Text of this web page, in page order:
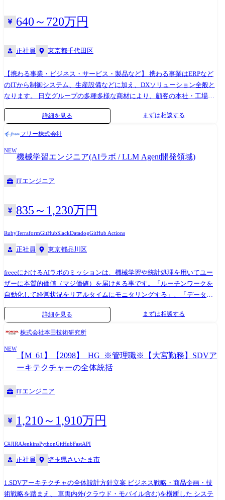
た事業的にはSaaS単体だけでなくBPO領域にも進出しており、昨今のス
モールビジネスの人不足という社会課題にも向き合える、成長余地が著
応じて担当する業務内容が変更となる場合があります ●役割一覧 ・
力で実現に導きます プロダクト価値向上・事業貢献に拘り、ユーザー価
値を最速で届け切ることに全方位でコミットいただきます ・
EM(Engineering Manager) エンジニアがユーザー価値を最速で届けるため
く、継続的にユーザー価値を生み出すことができる組織やカルチャー、
資をリードする。担当領域における技術方針を定め、技術課題の解決に
必要なソリューションを立案、推進していってもらいます(プロダクト、
てありますが、今までのご経験や今後やりたい志向性に合わせ柔軟に期
と セールスやPdMと連携し、商談等を通じた顧客ニーズのヒアリングと
プロダクトへの反映 ●業務内容詳細 ・コーポレートIT領域(ヘルプデス
任せします。 ・Webアプリケーション(SaaS)の設計、開発、テスト、運
求定義とドメイン知識の蓄積 ・Claude CodeやCodexなどのAIツールを活
用した開発生産性の向上およびプロセス改善 ・RAGを用いたナレッジ回
答モデルの実装・運用 ・担当領域のドメイン・ユーザーを深く理解し、
技術負債を戦略的にコントロールし、スピードと品質を両立させた開発
じて担当する業務内容が変更となる場合があります
640～720万円
正社員 東京都千代田区
【携わる事業・ビジネス・サービス・製品など】 携わる事業はERPなど
のITから制御システム、生産設備などに加え、DXソリューション全般と
なります。 日立グループの多種多様な商材により、顧客の本社・工場問
わず幅広い領域へ一貫したデジタルソリューションを提供致します。 製
品イメージは以下のサイトの「業種別にみる」の「電機・精密」をご参
照ください。
【職務概要】 市場分析や、顧客の課題分析を通してニーズを把握するた
めに必要な情報を、主体的に収集・分析し、自・他事業部門の幅広い視
点から顧客に最適なデジタルソリューションを企画・立案し、受注に繋
げる。 また、全社的に幅広くネットワークを構築し、自事業部門で実用
ビジネスの事業拡大に貢献する。 自事業の市場動向や技術動向を把握す
るだけでなく、業界のトレンドやニーズ等、価値起点も視野に入れた情
実行する。あわせて、顧客と相互に効果的な情報共有を行い、顧客と強
する。その中で把握した顧客の関心事・ニーズ・課題・懸案事項に沿っ
て情報を提供する。 顧客のニーズを満たす複雑な標準製品・サービスソ
リューションの構成や内容を把握し、これらを明確な根拠と標準的な取
引条件で顧客に提示、顧客の同意を得る活動を周囲と協調して進める。
詳細を見る まずは相談する
フリー株式会社
NEW
機械学習エンジニア(AIラボ / LLM Agent開発領域)
ITエンジニア
835～1,230万円
RubyTerraformGitHubSlackDatadogGitHub Actions
正社員 東京都品川区
freeeにおけるAIラボのミッションは、機械学習や統計処理を用いてユー
ザーに本質的価値（マジ価値）を届けきる事です。「ルーチンワークを
自動化して経営状況をリアルタイムにモニタリングする」、「データド
リブンな意思決定と経営のアクションをサポートする」など、freeeが提
供するサービスにとって必要不可欠なコア技術を一から考えて実現し、
時代のデータストアをリードするエンジニアとして、LLM, AIAgent領域
の開発および評価を牽引していただきます。 ●業務内容詳細 freeeの全サ
ービスにまたがる機械学習技術を活用したプロダクト開発、および新規
発（メインミッション） ・LLMやAI Agentを活用した新規プロダクトの
全社向けに、LLMを活用した業務効率化基盤の構築と運用、プロダクト
へのLLM組み込み基盤の構築。 ・機械学習モデルの評価・開発 ・画像認
パイプライン ・プロダクトの継続運用、効率的な開発を支援するデータ
処理パイプライン・学習・評価基盤の構築。 ・継続的改善の為のモニタ
企画段階から実際の運用に至るまで、ワンチームで行っているという特
徴があります。刻々と変化する業界トレンドに合わせて環境も柔軟にア
詳細を見る まずは相談する
株式会社本田技術研究所
NEW
【M_61】【2098】_HG_※管理職※【大宮勤務】SDVア
ーキテクチャーの全体統括
ITエンジニア
1,210～1,910万円
C#JIRAJenkinsPythonGitHubFastAPI
正社員 埼玉県さいたま市
1.SDVアーキテクチャの全体設計方針立案 ビジネス戦略・商品企画・技
術戦略を踏まえ、 車両内外(クラウド・モバイル含む)を横断した システ